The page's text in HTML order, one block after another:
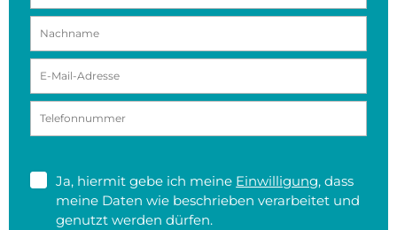
Ja, hiermit gebe ich meine Einwilligung, dass
meine Daten wie beschrieben verarbeitet und
genutzt werden dürfen.